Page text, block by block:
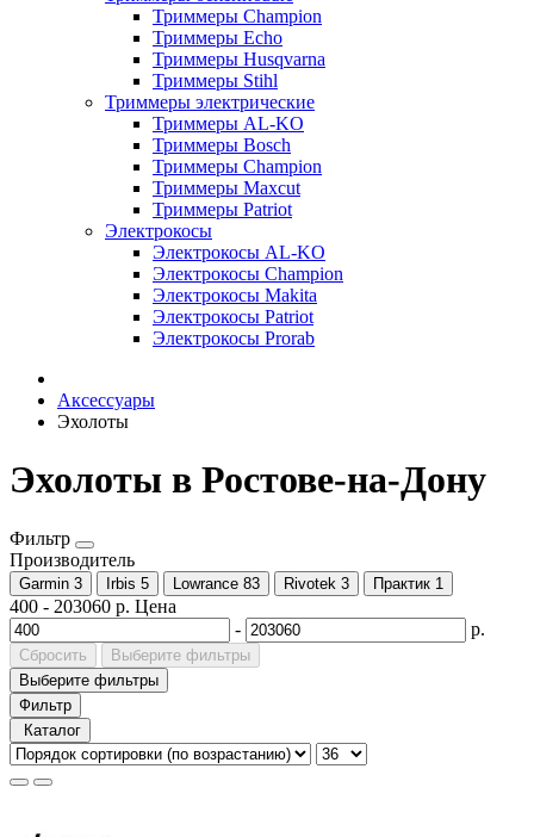
Триммеры Champion
Триммеры Echo
Триммеры Husqvarna
Триммеры Stihl
Триммеры электрические
Триммеры AL-KO
Триммеры Bosch
Триммеры Champion
Триммеры Maxcut
Триммеры Patriot
Электрокосы
Электрокосы AL-KO
Электрокосы Champion
Электрокосы Makita
Электрокосы Patriot
Электрокосы Prorab
Аксессуары
Эхолоты
Эхолоты в Ростове-на-Дону
Фильтр
Производитель
Garmin 3 Irbis 5 Lowrance 83 Rivotek 3 Практик 1
400 - 203060 р. Цена
-
р.
Сбросить
Выберите фильтры
Выберите фильтры
Фильтр
Каталог